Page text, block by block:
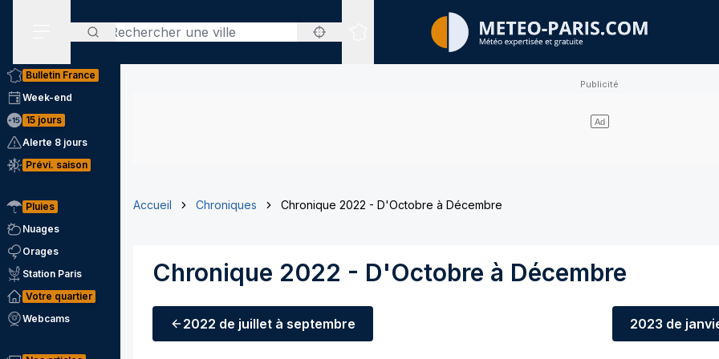
Rechercher
Sites expertisés
Bulletin France
Week-end
15 jours
Alerte 8 jours
Prévi. saison
Pluies
Nuages
Orages
Station Paris
Votre quartier
Webcams
Accueil Chroniques Chronique 2022 - D'Octobre à Décembre
Chronique 2022 - D'Octobre à Décembre
2022 de juillet à septembre 2023 de